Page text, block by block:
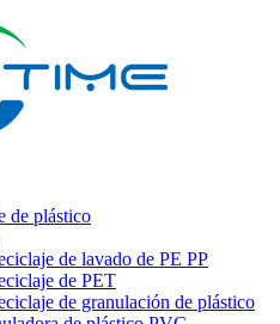
de plástico
de lavado de PE PP
de PET
de granulación de plástico